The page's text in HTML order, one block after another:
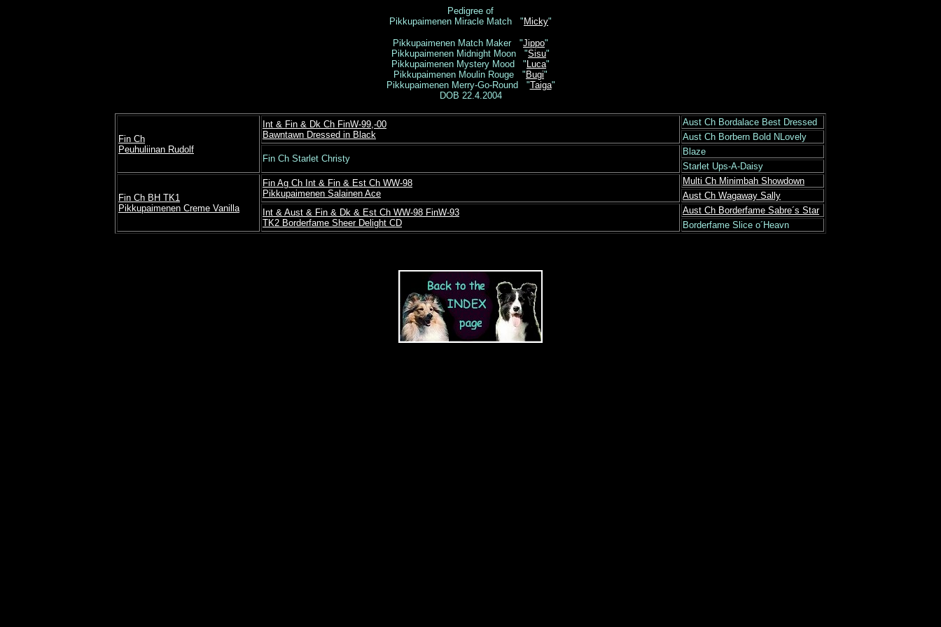
Pedigree of
Pikkupaimenen Miracle Match " Micky"
Pikkupaimenen Match Maker "Jippo"
Pikkupaimenen Midnight Moon "Sisu"
Pikkupaimenen Mystery Mood " Luca"
Pikkupaimenen Moulin Rouge " Bugi"
Pikkupaimenen Merry-Go-Round "Taiga"
DOB 22.4.2004
Fin Ch
Peuhuliinan Rudolf
Int & Fin & Dk Ch FinW-99,-00
Bawntawn Dressed in Black
Aust Ch Bordalace Best Dressed
Aust Ch Borbern Bold NLovely
Fin Ch Starlet Christy
Blaze
Starlet Ups-A-Daisy
Fin Ch BH TK1
Pikkupaimenen Creme Vanilla
Fin Ag Ch Int & Fin & Est Ch WW-98
Pikkupaimenen Salainen Ace
Multi Ch Minimbah Showdown
Aust Ch Wagaway Sally
Int & Aust & Fin & Dk & Est Ch WW-98 FinW-93
TK2 Borderfame Sheer Delight CD
Aust Ch Borderfame Sabre´s Star
Borderfame Slice o´Heavn